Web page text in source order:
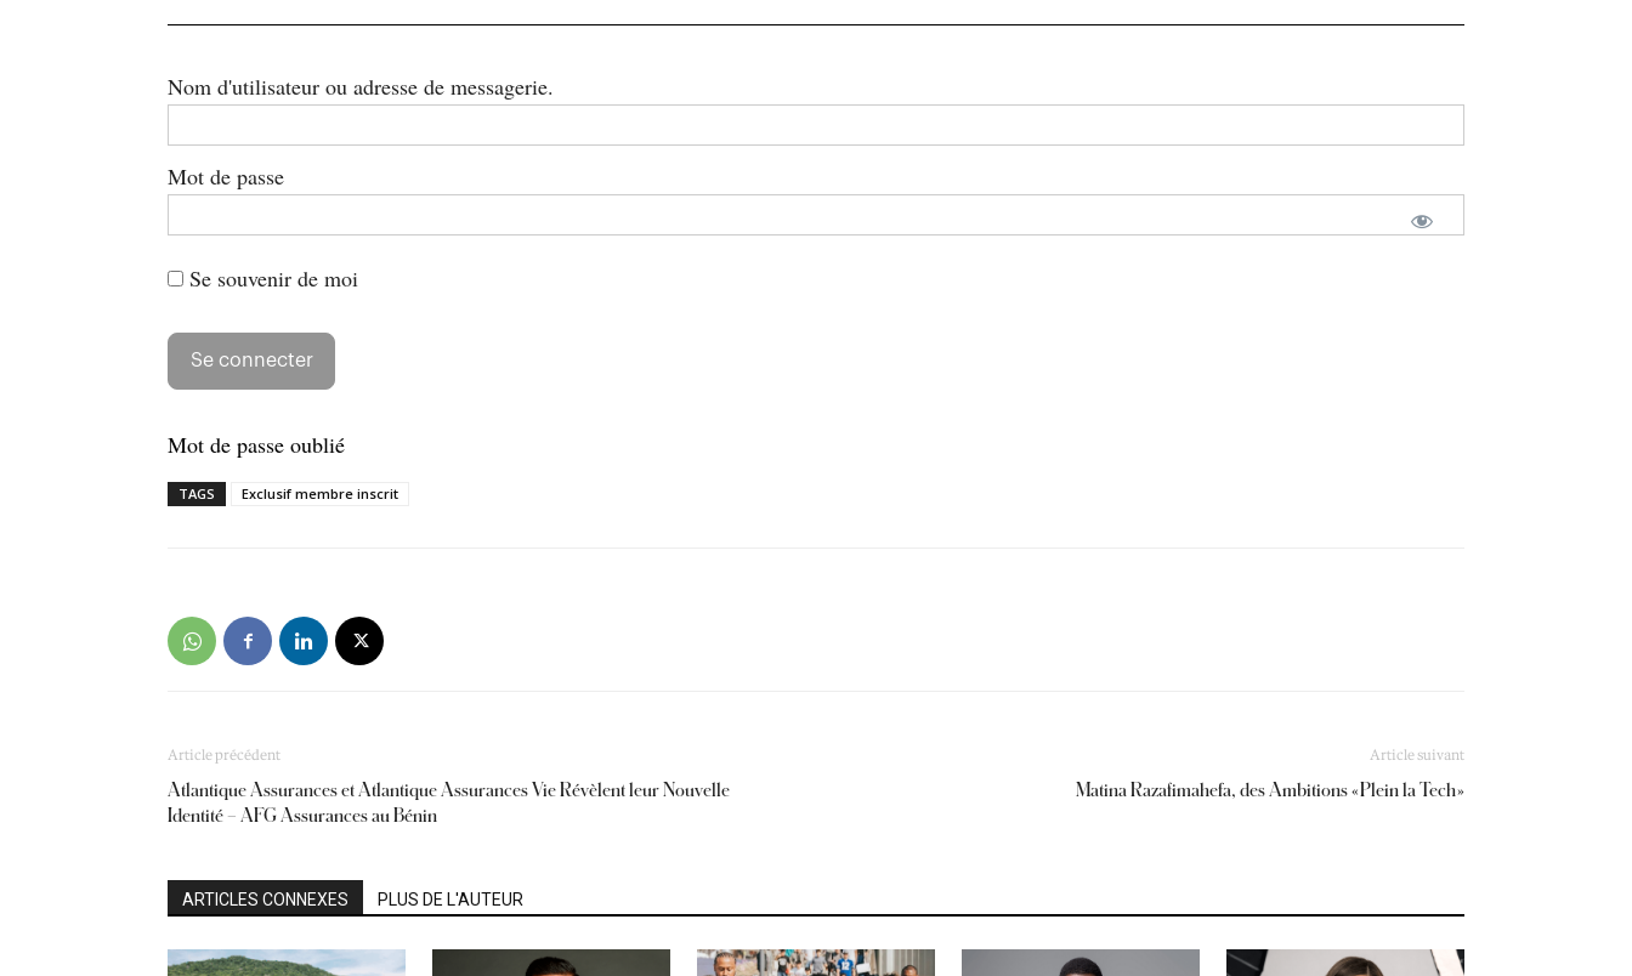
Nom d'utilisateur ou adresse de messagerie.
Mot de passe
Se souvenir de moi
Mot de passe oublié
TAGS Exclusif membre inscrit
Article précédent
Atlantique Assurances et Atlantique Assurances Vie Révèlent leur Nouvelle
Identité – AFG Assurances au Bénin
Article suivant
Matina Razafimahefa, des Ambitions « Plein la Tech »
ARTICLES CONNEXES PLUS DE L'AUTEUR